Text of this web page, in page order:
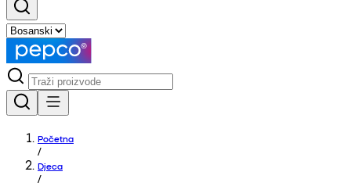
Početna
/
Djeca
/